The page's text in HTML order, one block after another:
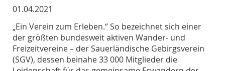
01.04.2021
„Ein Verein zum Erleben.“ So bezeichnet sich einer
der größten bundesweit aktiven Wander- und
Freizeitvereine – der Sauerländische Gebirgsverein
(SGV), dessen beinahe 33 000 Mitglieder die